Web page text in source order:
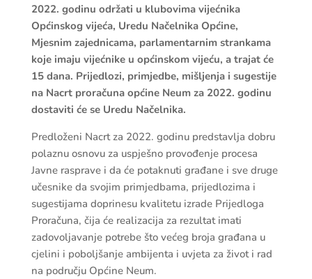
2022. godinu održati u klubovima vijećnika
Općinskog vijeća, Uredu Načelnika Općine,
Mjesnim zajednicama, parlamentarnim strankama
koje imaju vijećnike u općinskom vijeću, a trajat će
15 dana. Prijedlozi, primjedbe, mišljenja i sugestije
na Nacrt proračuna općine Neum za 2022. godinu
dostaviti će se Uredu Načelnika.
Predloženi Nacrt za 2022. godinu predstavlja dobru
polaznu osnovu za uspješno provođenje procesa
Javne rasprave i da će potaknuti građane i sve druge
učesnike da svojim primjedbama, prijedlozima i
sugestijama doprinesu kvalitetu izrade Prijedloga
Proračuna, čija će realizacija za rezultat imati
zadovoljavanje potrebe što većeg broja građana u
cjelini i poboljšanje ambijenta i uvjeta za život i rad
na području Općine Neum.